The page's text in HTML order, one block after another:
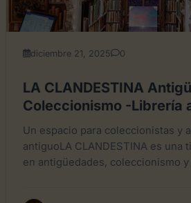
diciembre 21, 2025 0
LA CLANDESTINA
Coleccionismo -Librería
Un espacio para coleccionistas y
antiguoLA CLANDESTINA es una
en antigüedades, coleccionismo